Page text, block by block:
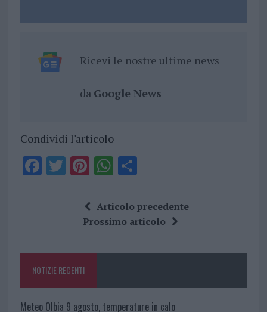
Ricevi le nostre ultime news
da Google News
Condividi l'articolo
F
o
k
T Pi
te
re
W
at
s
p
S
a
re
Articolo precedente
Prossimo articolo
NOTIZIE RECENTI
Meteo Olbia 9 agosto, temperature in calo